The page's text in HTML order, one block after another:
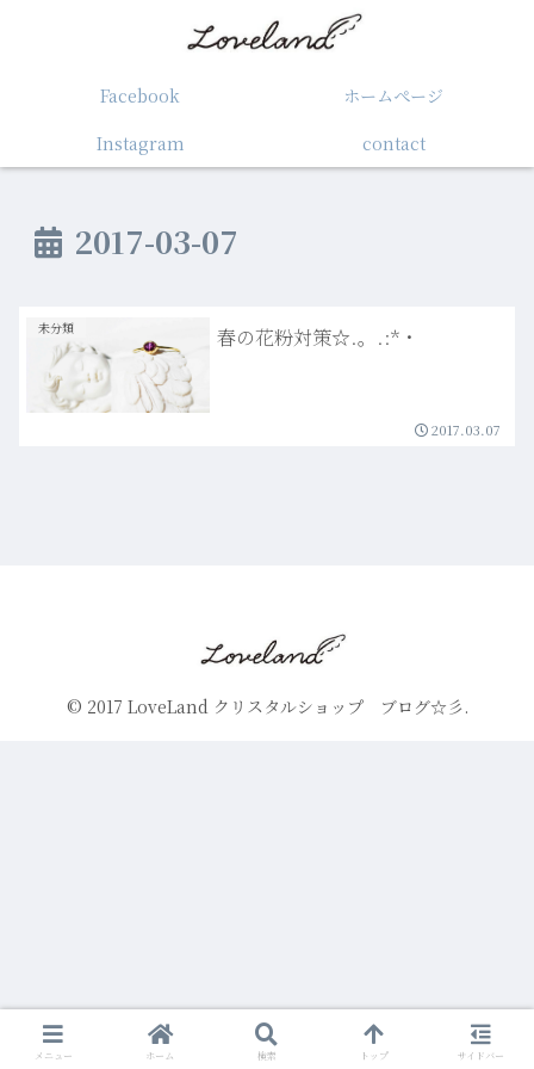
Facebook
ホームぺージ
Instagram
contact
2017-03-07
未分類 春の花粉対策☆.。.:*・
2017.03.07
© 2017 LoveLand クリスタルショップ ブログ☆彡.
メニュー ホーム 検索 トップ サイドバー